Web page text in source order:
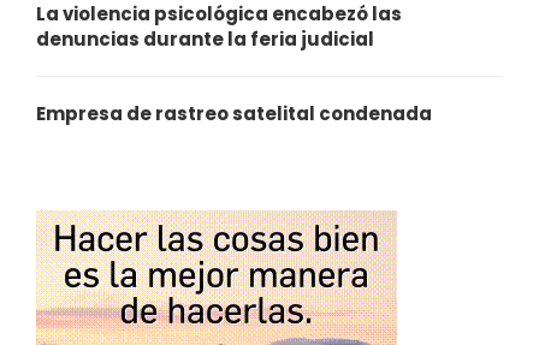
La violencia psicológica encabezó las
denuncias durante la feria judicial
Empresa de rastreo satelital condenada